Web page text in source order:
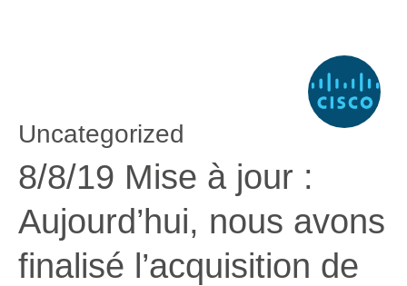
Uncategorized
8/8/19 Mise à jour :
Aujourd’hui, nous avons
finalisé l’acquisition de